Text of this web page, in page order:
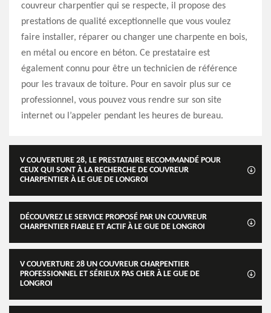
couvreur charpentier qui se respecte, il propose des
prestations de qualité exceptionnelle que vous voulez
faire installer, réparer ou changer une charpente en bois,
en métal ou encore en béton. Ce prestataire est
également connu pour être un technicien de référence
pour les travaux de toiture. Pour en savoir plus sur ce
professionnel, vous pouvez vous rendre sur son site
internet ou l’appeler pendant les heures de bureau.
V COUVERTURE 28, LE PRESTATAIRE RECOMMANDÉ POUR
CEUX QUI SONT À LA RECHERCHE DE COUVREUR
CHARPENTIER À LE GUE DE LONGROI
DÉCOUVREZ LE SERVICE PROPOSÉ PAR UN COUVREUR
CHARPENTIER FIABLE ET ACTIF À LE GUE DE LONGROI
V COUVERTURE 28 UN COUVREUR CHARPENTIER
PROFESSIONNEL ET SÉRIEUX PAS CHER À LE GUE DE
LONGROI